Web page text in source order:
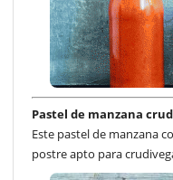
Pastel de manzana
Este pastel de manzana
postre apto para